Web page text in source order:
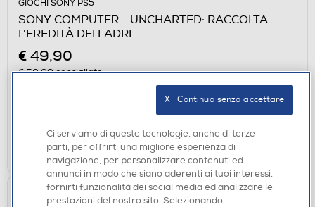
GIOCHI SONY PS5
SONY COMPUTER - UNCHARTED: RACCOLTA
L'EREDITÀ DEI LADRI
€ 49,90
€ 50,99consigliato
Ritiro in negozio in 30' gratuito:verifica
AGGIUNGI
Ci serviamo di queste tecnologie, anche di terze
parti, per offrirti una migliore esperienza di
navigazione, per personalizzare contenuti ed
annunci in modo che siano aderenti ai tuoi interessi,
fornirti funzionalità dei social media ed analizzare le
prestazioni del nostro sito. Selezionando
X   Continua senza accettare